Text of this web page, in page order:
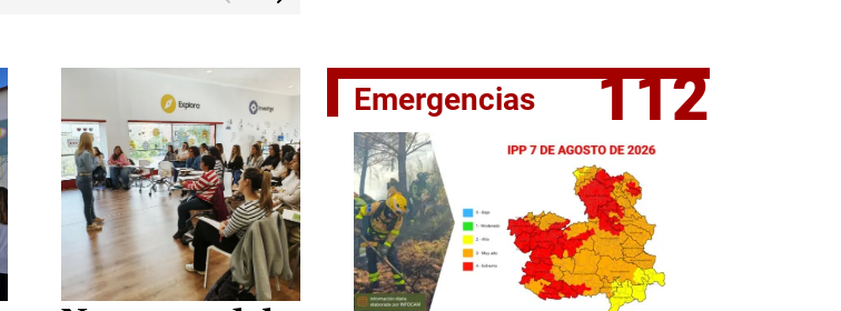
El jefe del Ejecutivo castellanomanchego, Emiliano García-
Emergencias 112